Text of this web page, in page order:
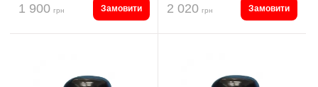
1 900 грн Замовити 2 020 грн Замовити